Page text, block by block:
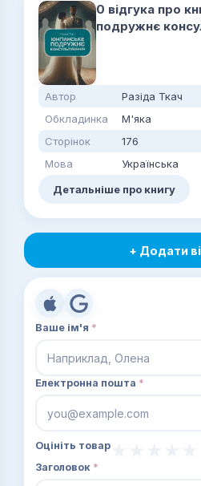
0 відгука про
подружнє
Автор
Разіда Ткач
Обкладинка
М'яка
Сторінок
176
Мова
Українська
Детальніше про книгу
+ Додати
Ваше ім'я *
Електронна пошта *
Оцініть товар
Заголовок *